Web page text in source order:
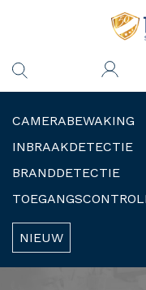
CAMERABEWAKING
INBRAAKDETECTIE
BRANDDETECTIE
NIEUW